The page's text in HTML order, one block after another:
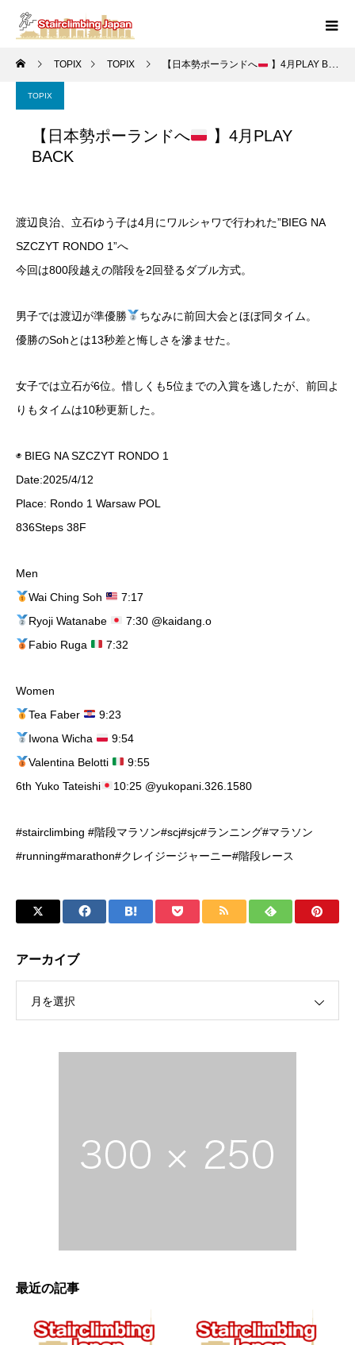
TOPIX TOPIX 【日本勢ポーランドへ 】4月PLAY BACK
TOPIX
【日本勢ポーランドへ
】4月PLAY
BACK
渡辺良治、立石ゆう子は4月にワルシャワで行われた”BIEG NA
SZCZYT RONDO 1”へ
今回は800段越えの階段を2回登るダブル方式。
男子では渡辺が準優勝
ちなみに前回大会とほぼ同タイム。
優勝のSohとは13秒差と悔しさを滲ませた。
女子では立石が6位。惜しくも5位までの入賞を逃したが、前回よ
りもタイムは10秒更新した。
◉ BIEG NA SZCZYT RONDO 1
Date:2025/4/12
Place: Rondo 1 Warsaw POL
836Steps 38F
Men
Wai Ching Soh
7:17
Ryoji Watanabe
7:30 @kaidang.o
Fabio Ruga
7:32
Women
Tea Faber
9:23
Iwona Wicha
9:54
Valentina Belotti
9:55
6th Yuko Tateishi
10:25 @yukopani.326.1580
#stairclimbing #階段マラソン#scj#sjc#ランニング#マラソン
#running#marathon#クレイジージャーニー#階段レース
アーカイブ
月を選択
最近の記事